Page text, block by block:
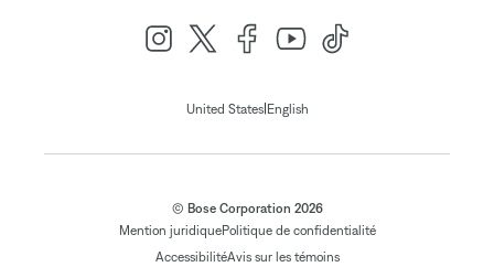
United States| English
© Bose Corporation 2026
Mention juridiquePolitique de confidentialité
AccessibilitéAvis sur les témoins